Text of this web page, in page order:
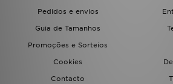
Pedidos e envios
Guia de Tamanhos
Promoções e Sorteios
Cookies
Contacto